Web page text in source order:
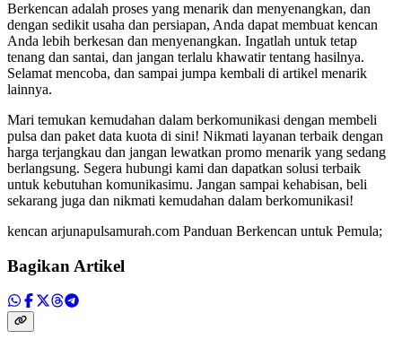
Berkencan adalah proses yang menarik dan menyenangkan, dan
dengan sedikit usaha dan persiapan, Anda dapat membuat kencan
Anda lebih berkesan dan menyenangkan. Ingatlah untuk tetap
tenang dan santai, dan jangan terlalu khawatir tentang hasilnya.
Selamat mencoba, dan sampai jumpa kembali di artikel menarik
lainnya.
Mari temukan kemudahan dalam berkomunikasi dengan membeli
pulsa dan paket data kuota di sini! Nikmati layanan terbaik dengan
harga terjangkau dan jangan lewatkan promo menarik yang sedang
berlangsung. Segera hubungi kami dan dapatkan solusi terbaik
untuk kebutuhan komunikasimu. Jangan sampai kehabisan, beli
sekarang juga dan nikmati kemudahan dalam berkomunikasi!
kencan arjunapulsamurah.com Panduan Berkencan untuk Pemula;
Bagikan Artikel